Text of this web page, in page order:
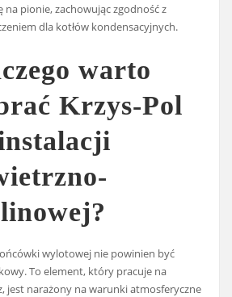
na pionie, zachowując zgodność z
dla kotłów kondensacyjnych.
warto
Krzys-Pol
wylotowej nie powinien być
To element, który pracuje na
jest narażony na warunki atmosferyczne